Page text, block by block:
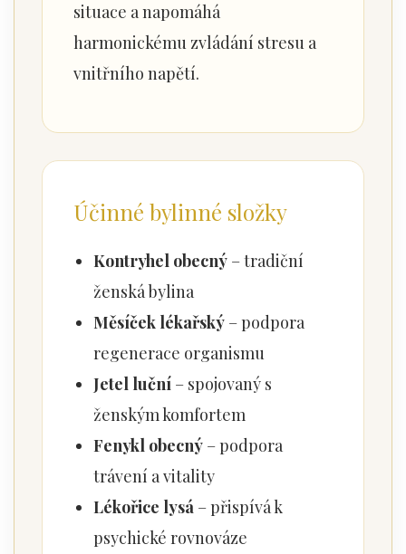
situace a napomáhá
harmonickému zvládání stresu a
vnitřního napětí.
Účinné bylinné složky
Kontryhel obecný – tradiční
ženská bylina
Měsíček lékařský – podpora
regenerace organismu
Jetel luční – spojovaný s
ženským komfortem
Fenykl obecný – podpora
trávení a vitality
Lékořice lysá – přispívá k
psychické rovnováze